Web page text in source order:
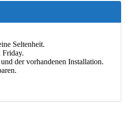
Seltenheit.
Friday.
der vorhandenen Installation.